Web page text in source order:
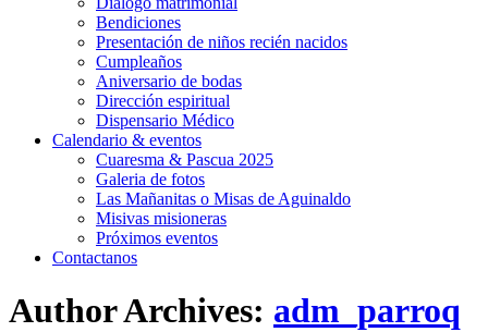
Bendiciones
Presentación de niños recién nacidos
Cumpleaños
Aniversario de bodas
Dirección espiritual
Dispensario Médico
Calendario & eventos
Cuaresma & Pascua 2025
Galeria de fotos
Las Mañanitas o Misas de Aguinaldo
Misivas misioneras
Próximos eventos
Contactanos
Author Archives: adm_parroq